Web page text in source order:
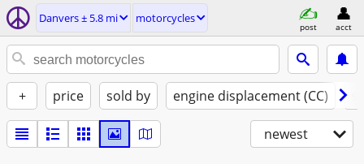
Danvers ± 5.8 mi motorcycles
post acct
+ price sold by engine displacement (CC)
newest